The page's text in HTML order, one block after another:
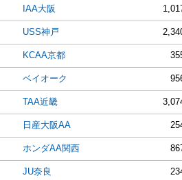
IAA大阪
USS神戸
KCAA京都
ベイオーク
TAA近畿
日産大阪AA
ホンダAA関西
JU奈良